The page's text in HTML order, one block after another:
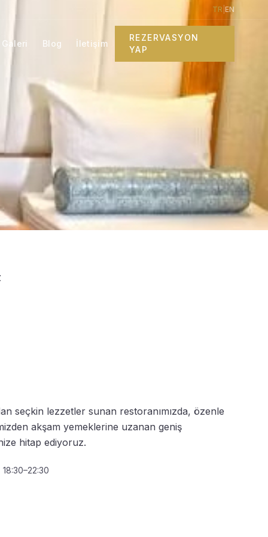
TR EN
Galeri Blog İletişim
REZERVASYON
YAP
seçkin lezzetler sunan restoranımızda, özenle
akşam yemeklerine uzanan geniş
hitap ediyoruz.